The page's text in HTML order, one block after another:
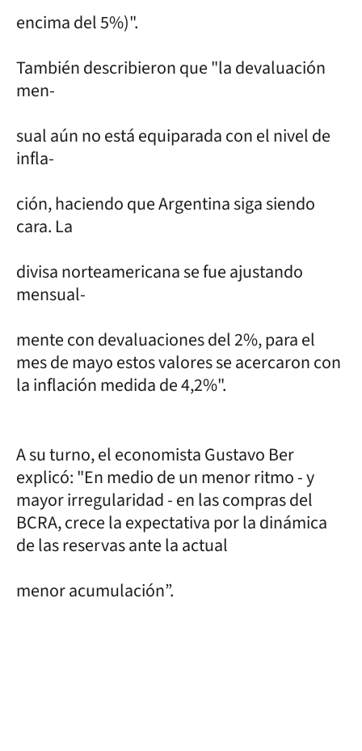
encima del 5%)".
También describieron que "la devaluación
men-
sual aún no está equiparada con el nivel de
infla-
ción, haciendo que Argentina siga siendo
cara. La
divisa norteamericana se fue ajustando
mensual-
mente con devaluaciones del 2%, para el
mes de mayo estos valores se acercaron con
la inflación medida de 4,2%".
A su turno, el economista Gustavo Ber
explicó: "En medio de un menor ritmo - y
mayor irregularidad - en las compras del
BCRA, crece la expectativa por la dinámica
de las reservas ante la actual
menor acumulación”.